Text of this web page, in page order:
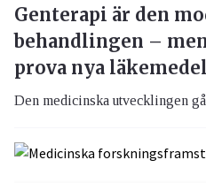
Genterapi är den
behandlingen –
prova nya
Den medicinska utvecklingen